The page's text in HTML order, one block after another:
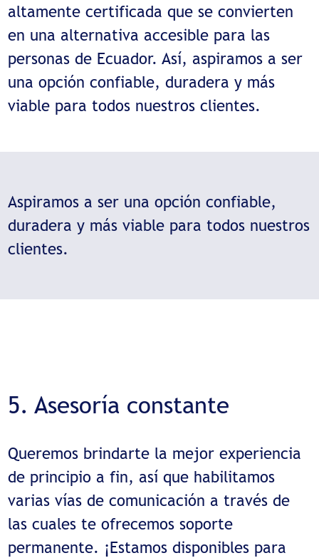
altamente certificada que se convierten
en una alternativa accesible para las
personas de Ecuador. Así, aspiramos a ser
una opción confiable, duradera y más
viable para todos nuestros clientes.
Aspiramos a ser una opción confiable,
duradera y más viable para todos nuestros
clientes.
5. Asesoría constante
Queremos brindarte la mejor experiencia
de principio a fin, así que habilitamos
varias vías de comunicación a través de
las cuales te ofrecemos soporte
permanente. ¡Estamos disponibles para